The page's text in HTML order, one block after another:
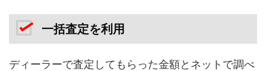
一括査定を利用
ディーラーで査定してもらった金額とネットで調べ